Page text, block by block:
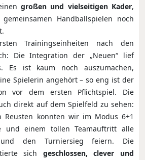
großen und vielseitigen Kader,
Handballspielen noch
Trainingseinheiten nach den
Die Integration der „Neuen“ lief
Es ist kaum noch auszumachen,
Spielerin angehört – so eng ist der
vor dem ersten Pflichtspiel. Die
direkt auf dem Spielfeld zu sehen:
Reusten konnten wir im Modus 6+1
und einem tollen Teamauftritt alle
den Turniersieg feiern. Die
sich geschlossen, clever und